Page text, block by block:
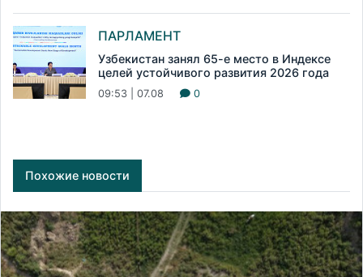
ПАРЛАМЕНТ
Узбекистан занял 65-е место в Индексе
целей устойчивого развития 2026 года
09:53 | 07.08 0
Похожие новости